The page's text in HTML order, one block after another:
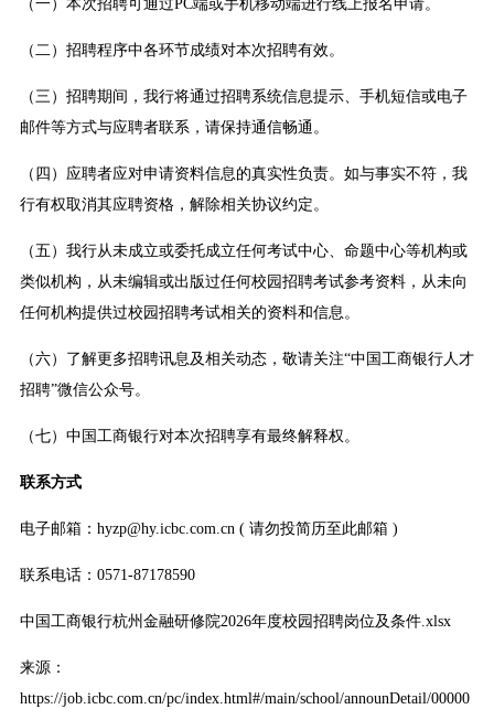
（一）本次招聘可通过PC端或手机移动端进行线上报名申请。
（二）招聘程序中各环节成绩对本次招聘有效。
（三）招聘期间，我行将通过招聘系统信息提示、手机短信或电子
邮件等方式与应聘者联系，请保持通信畅通。
（四）应聘者应对申请资料信息的真实性负责。如与事实不符，我
行有权取消其应聘资格，解除相关协议约定。
（五）我行从未成立或委托成立任何考试中心、命题中心等机构或
类似机构，从未编辑或出版过任何校园招聘考试参考资料，从未向
任何机构提供过校园招聘考试相关的资料和信息。
（六）了解更多招聘讯息及相关动态，敬请关注“中国工商银行人才
招聘”微信公众号。
（七）中国工商银行对本次招聘享有最终解释权。
联系方式
电子邮箱：hyzp@hy.icbc.com.cn ( 请勿投简历至此邮箱 )
联系电话：0571-87178590
中国工商银行杭州金融研修院2026年度校园招聘岗位及条件.xlsx
来源：
https://job.icbc.com.cn/pc/index.html#/main/school/announDetail/00000